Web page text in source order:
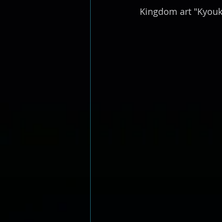
Kingdom art